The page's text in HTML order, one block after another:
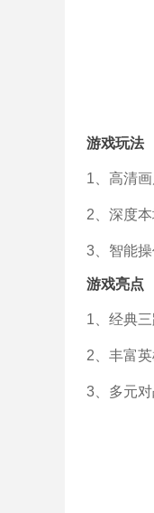
游戏玩法
1、高清
2、深度
3、智能
游戏亮点
1、经典
2、丰富
3、多元